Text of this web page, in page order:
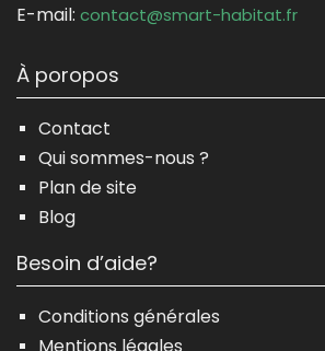
E-mail: contact@smart-habitat.fr
À poropos
Contact
Qui sommes-nous ?
Plan de site
Blog
Besoin d’aide?
Conditions générales
Mentions légales